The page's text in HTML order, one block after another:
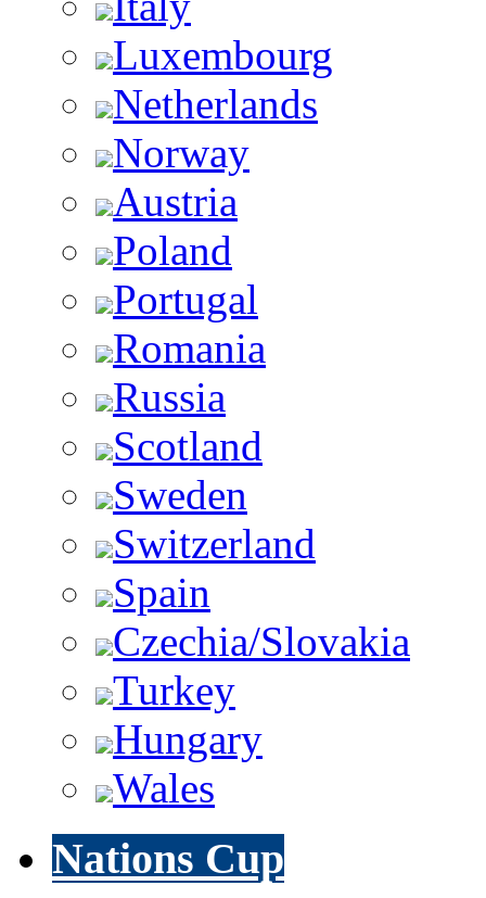
Luxembourg
Netherlands
Norway
Austria
Poland
Portugal
Romania
Russia
Scotland
Sweden
Switzerland
Spain
Czechia/Slovakia
Turkey
Hungary
Wales
Nations Cup